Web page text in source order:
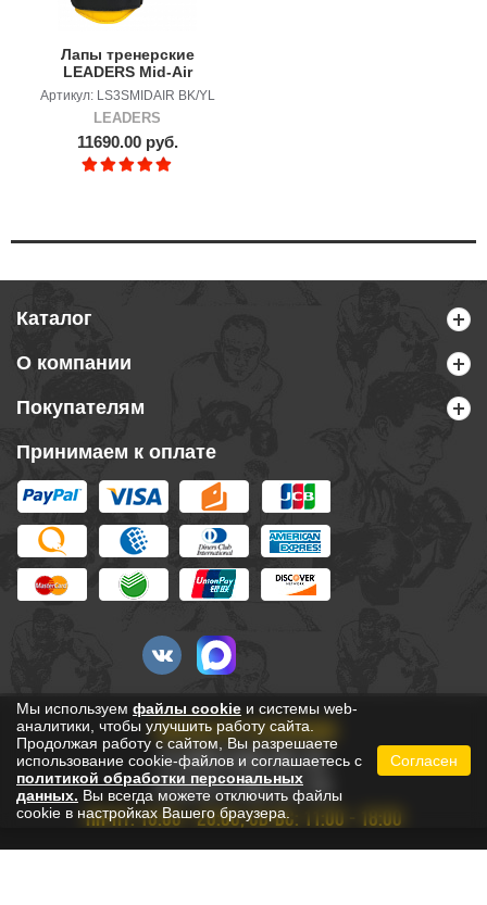
Лапы тренерские
LEADERS Mid-Air
Bumblebee
Артикул: LS3SMIDAIR BK/YL
LEADERS
11690.00 руб.
Каталог
О компании
Покупателям
Принимаем к оплате
ЗАКАЗЫ ПО ТЕЛЕФОНАМ
8 (495) 646-85-35
8 (812) 748-22-78
ПН-ПТ: 10:00 - 20:00, СБ-ВС: 11:00 - 18:00
Мы используем файлы cookie и системы web-
аналитики, чтобы улучшить работу сайта.
Продолжая работу с сайтом, Вы разрешаете
использование cookie-файлов и соглашаетесь с
политикой обработки персональных
данных. Вы всегда можете отключить файлы
cookie в настройках Вашего браузера.
Согласен